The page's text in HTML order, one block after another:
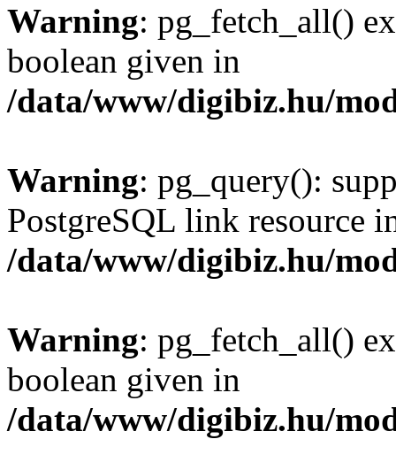
Warning: pg_fetch_all()
boolean given in
/data/www/digibiz.hu/
Warning: pg_query():
PostgreSQL link resource
/data/www/digibiz.hu/
Warning: pg_fetch_all()
boolean given in
/data/www/digibiz.hu/